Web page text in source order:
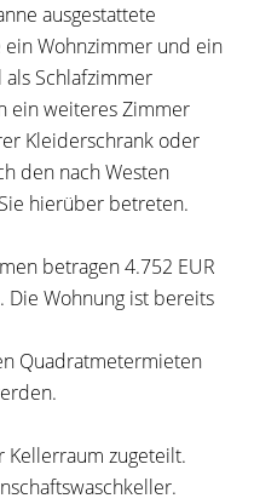
ausgestattete
ein Wohnzimmer und ein
Schlafzimmer
ein weiteres Zimmer
Kleiderschrank oder
den nach Westen
hierüber betreten.
betragen 4.752 EUR
Die Wohnung ist bereits
Quadratmetermieten
Kellerraum zugeteilt.